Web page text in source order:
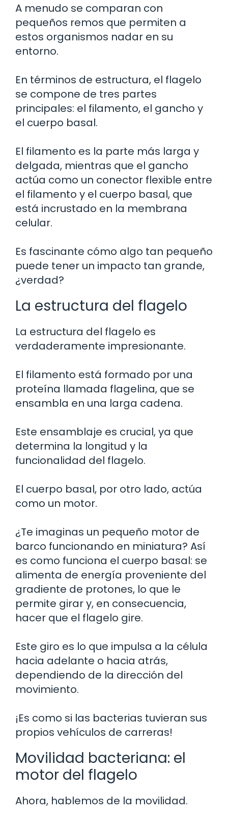
A menudo se comparan con
pequeños remos que permiten a
estos organismos nadar en su
entorno.
En términos de estructura, el flagelo
se compone de tres partes
principales: el filamento, el gancho y
el cuerpo basal.
El filamento es la parte más larga y
delgada, mientras que el gancho
actúa como un conector flexible entre
el filamento y el cuerpo basal, que
está incrustado en la membrana
celular.
Es fascinante cómo algo tan pequeño
puede tener un impacto tan grande,
¿verdad?
La estructura del flagelo
La estructura del flagelo es
verdaderamente impresionante.
El filamento está formado por una
proteína llamada flagelina, que se
ensambla en una larga cadena.
Este ensamblaje es crucial, ya que
determina la longitud y la
funcionalidad del flagelo.
El cuerpo basal, por otro lado, actúa
como un motor.
¿Te imaginas un pequeño motor de
barco funcionando en miniatura? Así
es como funciona el cuerpo basal: se
alimenta de energía proveniente del
gradiente de protones, lo que le
permite girar y, en consecuencia,
hacer que el flagelo gire.
Este giro es lo que impulsa a la célula
hacia adelante o hacia atrás,
dependiendo de la dirección del
movimiento.
¡Es como si las bacterias tuvieran sus
propios vehículos de carreras!
Movilidad bacteriana: el
motor del flagelo
Ahora, hablemos de la movilidad.